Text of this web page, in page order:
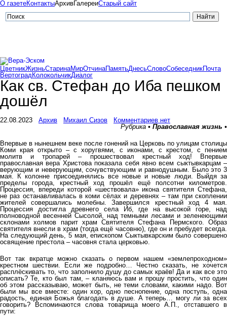
О газетеКонтактыАрхивГалереиСтарый сайт
ЦветникЖизньСтаринаМирОтчинаПамятьДнесьСловоСобеседникПочта
ВертоградКолокольчикДиалог
Как св. Стефан до Иба пешком
дошёл
22.08.2023 Архив Михаил Сизов
Комментариев нет
Рубрика • Православная жизнь •
Впервые в нынешнем веке после гонений на Церковь по улицам столицы
Коми края открыто – с хоругвями, с иконами, с крестом, с пением
молитв и тропарей – прошествовал крестный ход! Впервые
православная вера Христова показала себя явно всем сыктывкарцам –
верующим и неверующим, сочувствующим и равнодушным. Было это 3
мая. К колонне присоединялись все новые и новые люди. Выйдя за
пределы города, крестный ход прошёл ещё полсотни километров.
Процессия, впереди которой «шествовала» икона святителя Стефана,
не раз останавливалась в коми сёлах и деревнях – там при скоплении
жителей совершались молебны. Завершился крестный ход 4 мая.
Процессия достигла древнего села Иб, где на высокой горе, над
полноводной весенней Сысолой, над темными лесами и зеленеющими
склонами холмов парит храм Святителя Стефана Пермского. Образ
святителя внесли в храм (тогда ещё часовню), где он и пребудет всегда.
На следующий день, 5 мая, епископом Сыктывкарским было совершено
освящение престола – часовня стала церковью.
Вот так вкратце можно сказать о первом нашем «землепроходном»
крестном шествии. Если же подробно… Честно сказать, не хочется
расплёскивать то, что заполнило душу до самых краёв! Да и как все это
описать? Те, кто был там, – кланяюсь вам и прошу простить, что один
об этом рассказываю, может быть, не теми словами, какими надо. Вот
были мы все вместе: один хор, одно песнопение, одна поступь, одна
радость, единая Божья благодать в душе. А теперь… могу ли за всех
говорить? Вспоминаются слова товарища моего А.П., отставшего в
пути: